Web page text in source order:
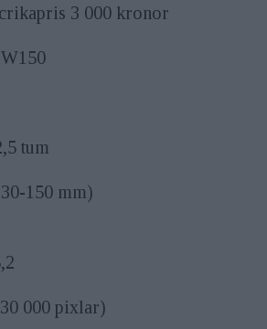
3 000 kronor
tum
150 mm)
000 pixlar)